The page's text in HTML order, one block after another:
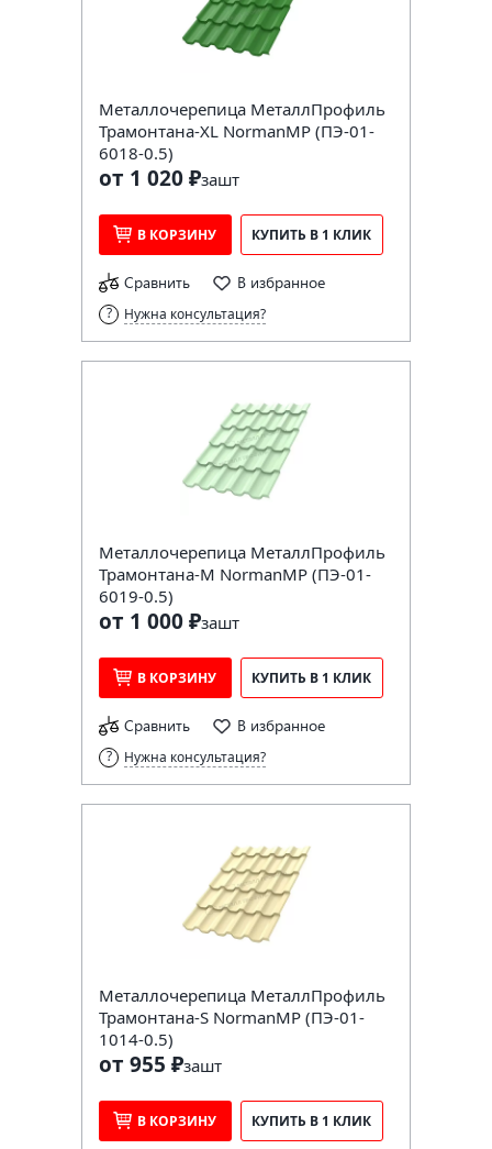
Металлочерепица МеталлПрофиль
Трамонтана-XL NormanMP (ПЭ-01-
6018-0.5)
от 1 020 ₽зашт
В КОРЗИНУ КУПИТЬ В 1 КЛИК
Сравнить В избранное
Нужна консультация?
Металлочерепица МеталлПрофиль
Трамонтана-M NormanMP (ПЭ-01-
6019-0.5)
от 1 000 ₽зашт
В КОРЗИНУ КУПИТЬ В 1 КЛИК
Сравнить В избранное
Нужна консультация?
Металлочерепица МеталлПрофиль
Трамонтана-S NormanMP (ПЭ-01-
1014-0.5)
от 955 ₽зашт
В КОРЗИНУ КУПИТЬ В 1 КЛИК